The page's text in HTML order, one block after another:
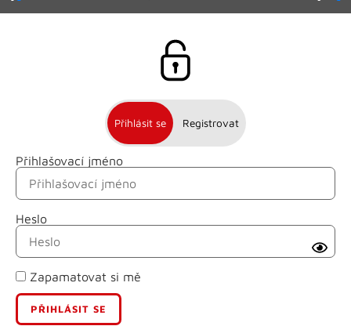
Přihlásit se Registrovat
Přihlašovací jméno
Heslo
Zapamatovat si mě
Jméno
Příjmení
E-mail